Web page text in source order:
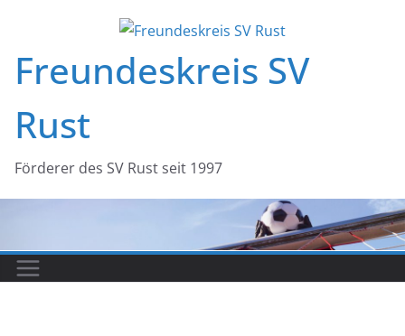
springen
Freundeskreis SV
Rust
Förderer des SV Rust seit 1997